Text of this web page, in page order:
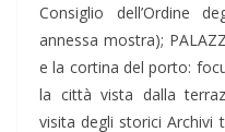
Consiglio dell’Ordine
annessa mostra);
e la cortina del porto:
la città vista dalla
visita degli storici Archivi